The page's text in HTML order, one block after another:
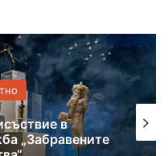
на фолклорен